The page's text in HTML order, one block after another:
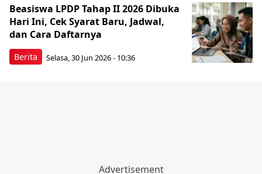
Berita
Beasiswa LPDP Tahap II 2026 Dibuka
Hari Ini, Cek Syarat Baru, Jadwal,
dan Cara Daftarnya
Selasa, 30 Jun 2026 - 10:36